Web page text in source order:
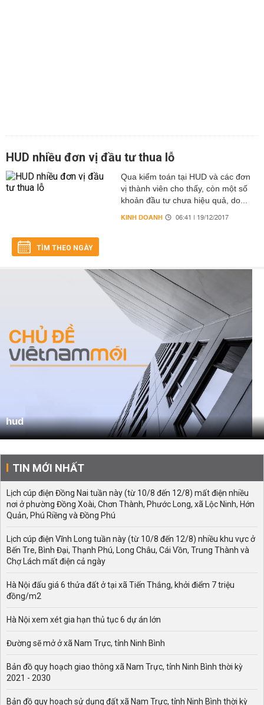
HUD nhiều đơn vị đầu tư thua lỗ
Qua kiểm toán tại HUD và các đơn
vị thành viên cho thấy, còn một số
khoản đầu tư chưa hiệu quả, do...
KINH DOANH 06:41 | 19/12/2017
TÌM THEO NGÀY
hud
TIN MỚI NHẤT
Lịch cúp điện Đồng Nai tuần này (từ 10/8 đến 12/8) mất điện nhiều
nơi ở phường Đồng Xoài, Chơn Thành, Phước Long, xã Lộc Ninh, Hớn
Quản, Phú Riềng và Đồng Phú
Lịch cúp điện Vĩnh Long tuần này (từ 10/8 đến 12/8) nhiều khu vực ở
Bến Tre, Bình Đại, Thạnh Phú, Long Châu, Cái Vồn, Trung Thành và
Chợ Lách mất điện cả ngày
Hà Nội đấu giá 6 thửa đất ở tại xã Tiến Thắng, khởi điểm 7 triệu
đồng/m2
Hà Nội xem xét gia hạn thủ tục 6 dự án lớn
Đường sẽ mở ở xã Nam Trực, tỉnh Ninh Bình
Bản đồ quy hoạch giao thông xã Nam Trực, tỉnh Ninh Bình thời kỳ
2021 - 2030
Bản đồ quy hoạch sử dụng đất xã Nam Trực, tỉnh Ninh Bình thời kỳ